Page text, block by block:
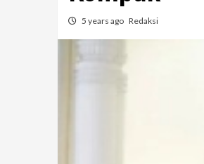
5 years ago Redaksi